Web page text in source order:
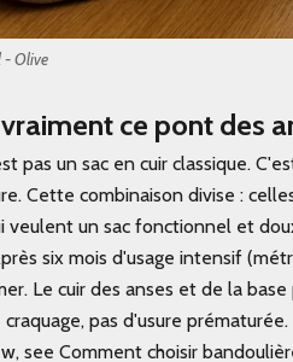
- Olive
ce pont des
pas un sac en cuir classique.
Cette combinaison divise :
veulent un sac fonctionnel et
six mois d'usage intensif
Le cuir des anses et de la
pas d'usure prématurée.
see Comment choisir